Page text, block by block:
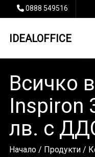
0888 549516
IDEALOFFICE
Всичко
Inspiron
лв. с
Начало/ Продукти/